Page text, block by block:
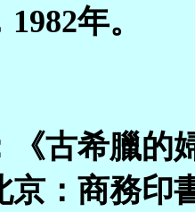
年。
《古希臘的
京：商務印